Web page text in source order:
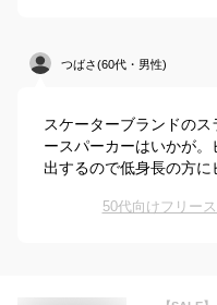
つばさ(60代・男性)
スケーターブランドの
ースパーカーはいかが
出するので低身長の方に
50代向けフリー